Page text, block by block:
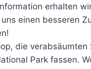
erhalten
einen besseren
die
Park fassen.